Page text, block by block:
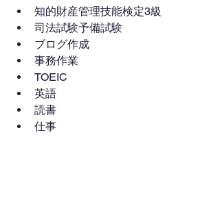
知的財産管理技能検定3級
司法試験予備試験
ブログ作成
事務作業
TOEIC
英語
読書
仕事